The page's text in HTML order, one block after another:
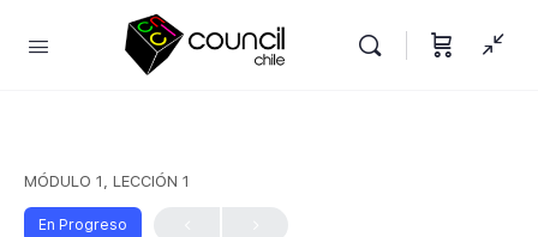
MÓDULO 1, LECCIÓN 1
En Progreso